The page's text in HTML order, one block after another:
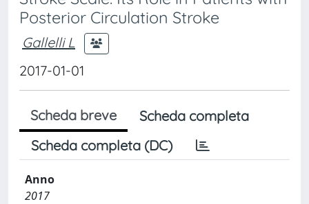
Posterior Circulation Stroke
Gallelli L
2017-01-01
Scheda breve
Scheda completa
Scheda completa (DC)
Anno
2017